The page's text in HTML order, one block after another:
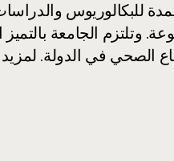
للبكالوريوس
متنوعة. وتلتزم الجامعة
الصحي في الدولة.